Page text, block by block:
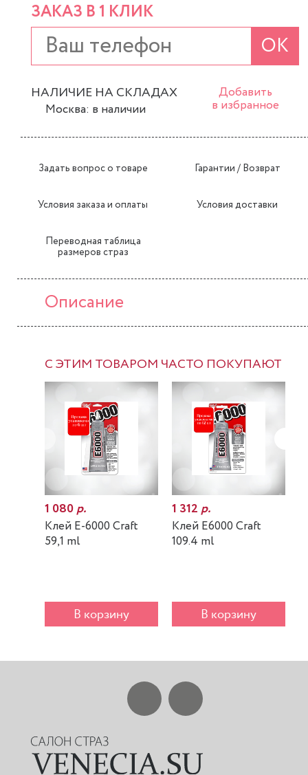
ЗАКАЗ В 1 КЛИК
ОК
НАЛИЧИЕ НА СКЛАДАХ
Москва: в наличии
Добавить
в избранное
Задать вопрос о товаре Гарантии / Возврат
Условия заказа и оплаты Условия доставки
Переводная таблица
размеров страз
Описание
С ЭТИМ ТОВАРОМ ЧАСТО ПОКУПАЮТ
1 080р.
Клей E-6000 Craft
59,1 ml
В корзину
1 312р.
Клей E6000 Craft
109.4 ml
В корзину